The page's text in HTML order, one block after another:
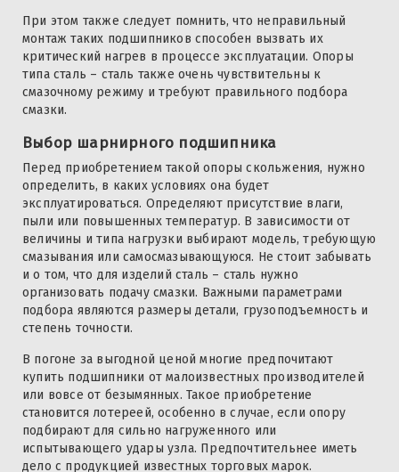
При этом также следует помнить, что неправильный
монтаж таких подшипников способен вызвать их
критический нагрев в процессе эксплуатации. Опоры
типа сталь – сталь также очень чувствительны к
смазочному режиму и требуют правильного подбора
смазки.
Выбор шарнирного подшипника
Перед приобретением такой опоры скольжения, нужно
определить, в каких условиях она будет
эксплуатироваться. Определяют присутствие влаги,
пыли или повышенных температур. В зависимости от
величины и типа нагрузки выбирают модель, требующую
смазывания или самосмазывающуюся. Не стоит забывать
и о том, что для изделий сталь – сталь нужно
организовать подачу смазки. Важными параметрами
подбора являются размеры детали, грузоподъемность и
степень точности.
В погоне за выгодной ценой многие предпочитают
купить подшипники от малоизвестных производителей
или вовсе от безымянных. Такое приобретение
становится лотереей, особенно в случае, если опору
подбирают для сильно нагруженного или
испытывающего удары узла. Предпочтительнее иметь
дело с продукцией известных торговых марок.